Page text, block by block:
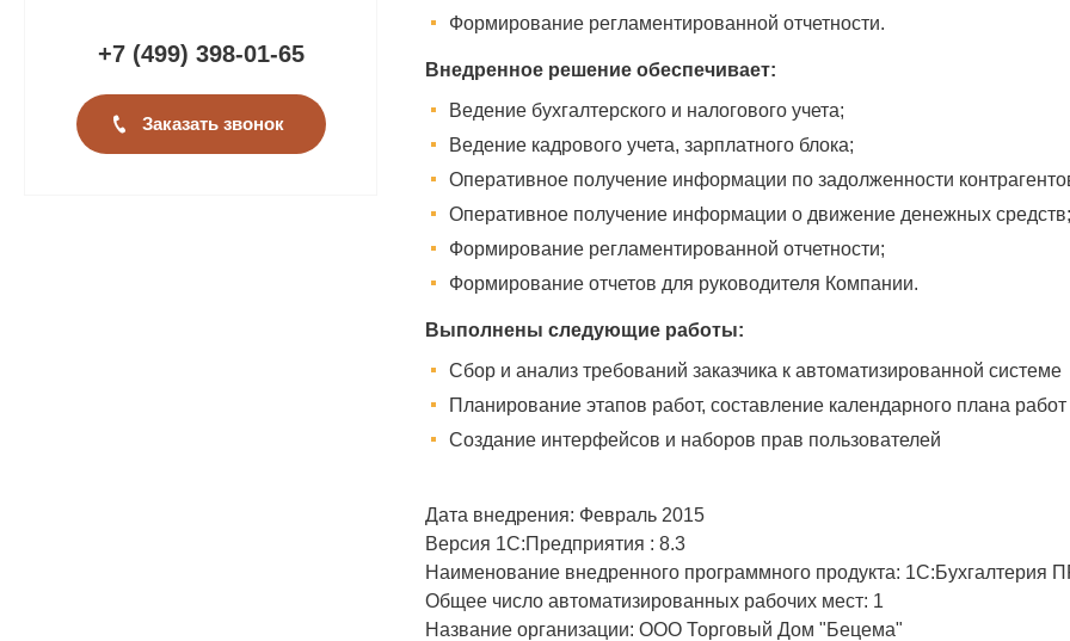
+7 (499) 398-01-65
Заказать звонок
Формирование регламентированной отчетности.
Внедренное решение обеспечивает:
Ведение бухгалтерского и налогового учета;
Ведение кадрового учета, зарплатного блока;
Оперативное получение информации по задолженности
Оперативное получение информации о движение денежных средств;
Формирование регламентированной отчетности;
Формирование отчетов для руководителя Компании.
Выполнены следующие работы:
Сбор и анализ требований заказчика к автоматизированной системе
Планирование этапов работ, составление календарного плана работ
Создание интерфейсов и наборов прав пользователей
Дата внедрения: Февраль 2015
Версия 1С:Предприятия : 8.3
Наименование внедренного программного продукта: 1С:Бухгалтерия
Общее число автоматизированных рабочих мест: 1
Название организации: ООО Торговый Дом "Бецема"